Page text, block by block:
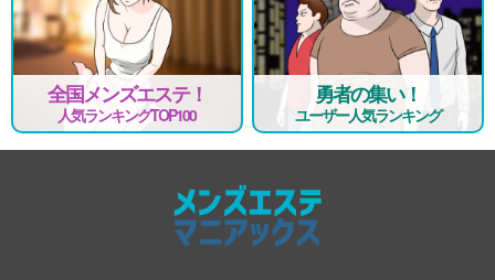
全国メンズエステ！
人気ランキングTOP100
勇者の集い！
ユーザー人気ランキング